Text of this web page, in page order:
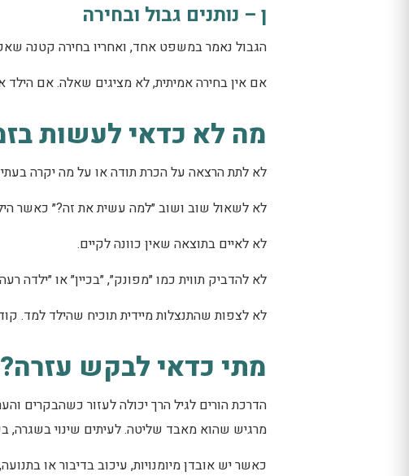
ן – נותנים גבול ובחירה
הגבול נאמר במשפט אחד, ואחריו בחירה קטנה
אם אין בחירה אמיתית, לא מציגים שאלה. אם הילד
מה לא כדאי לעשות
לא לתת הרצאה על הכרת תודה או על מה יקרה
לא לשאול שוב ושוב ״למה עשית את זה?״ כאשר
לא לאיים בתוצאה שאין כוונה לקיים.
לא להדביק תווית כמו ״מפונק״, ״בכיין״ או ״ילדה
לא לצפות שהתנצלות מיידית תוכיח שהילד למד.
מתי כדאי לבקש עזרה?
הדרכת הורים לגיל הרך יכולה לעזור כשהבקרים
מרגיש שהוא מאבד שליטה. לעיתים שינוי
כאשר יש אובדן מיומנויות, עיכוב בדיבור או